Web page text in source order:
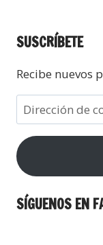
SUSCRÍBETE
Recibe nuevos
SÍGUENOS EN